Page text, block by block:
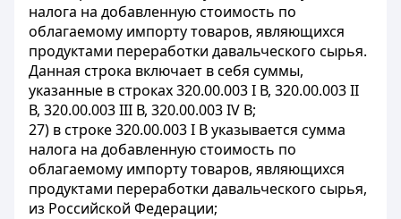
налога на добавленную стоимость по
облагаемому импорту товаров, являющихся
продуктами переработки давальческого сырья.
Данная строка включает в себя суммы,
указанные в строках 320.00.003 I В, 320.00.003 II
В, 320.00.003 III В, 320.00.003 IV В;
27) в строке 320.00.003 I В указывается сумма
налога на добавленную стоимость по
облагаемому импорту товаров, являющихся
продуктами переработки давальческого сырья,
из Российской Федерации;